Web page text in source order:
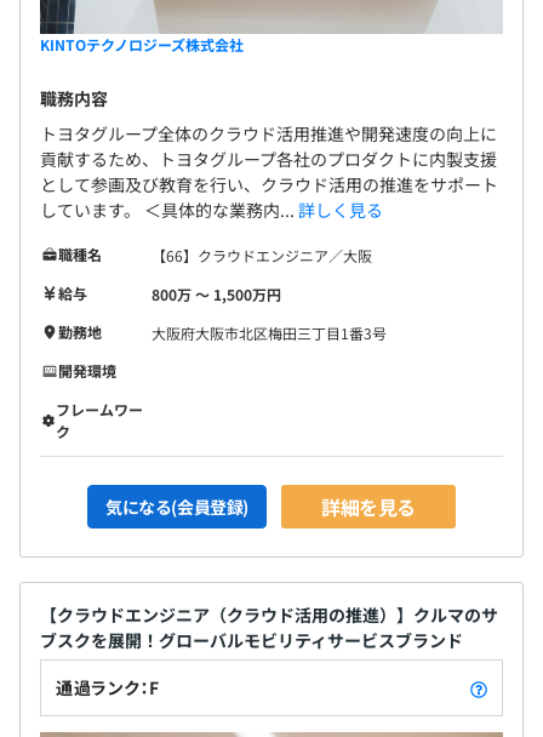
KINTOテクノロジーズ株式会社
職務内容
トヨタグループ全体のクラウド活用推進や開発速度の向上に
貢献するため、トヨタグループ各社のプロダクトに内製支援
として参画及び教育を行い、クラウド活用の推進をサポート
しています。 ＜具体的な業務内... 詳しく見る
職種名
【66】クラウドエンジニア／大阪
給与
800万 〜 1,500万円
勤務地
大阪府大阪市北区梅田三丁目1番3号
開発環境
フレームワー
ク
気になる(会員登録) 詳細を見る
【クラウドエンジニア（クラウド活用の推進）】クルマのサ
ブスクを展開！グローバルモビリティサービスブランド
通過ランク：F